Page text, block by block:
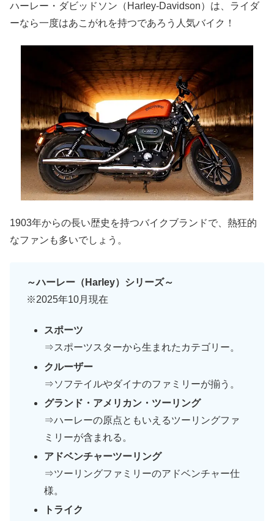
ハーレー・ダビッドソン（Harley-Davidson）は、ライダ
ーなら一度はあこがれを持つであろう人気バイク！
1903年からの長い歴史を持つバイクブランドで、熱狂的
なファンも多いでしょう。
～ハーレー（Harley）シリーズ～
※2025年10月現在
スポーツ
⇒スポーツスターから生まれたカテゴリー。
クルーザー
⇒ソフテイルやダイナのファミリーが揃う。
グランド・アメリカン・ツーリング
⇒ハーレーの原点ともいえるツーリングファ
ミリーが含まれる。
アドベンチャーツーリング
⇒ツーリングファミリーのアドベンチャー仕
様。
トライク